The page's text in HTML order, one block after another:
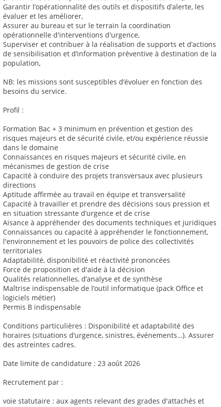
Garantir l’opérationnalité des outils et dispositifs d’alerte, les
évaluer et les améliorer,
Assurer au bureau et sur le terrain la coordination
opérationnelle d'interventions d'urgence,
Superviser et contribuer à la réalisation de supports et d’actions
de sensibilisation et d’information préventive à destination de la
population,
NB: les missions sont susceptibles d’évoluer en fonction des
besoins du service.
Profil :
Formation Bac + 3 minimum en prévention et gestion des
risques majeurs et de sécurité civile, et/ou expérience réussie
dans le domaine
Connaissances en risques majeurs et sécurité civile, en
mécanismes de gestion de crise
Capacité à conduire des projets transversaux avec plusieurs
directions
Aptitude affirmée au travail en équipe et transversalité
Capacité à travailler et prendre des décisions sous pression et
en situation stressante d’urgence et de crise
Aisance à appréhender des documents techniques et juridiques
Connaissances ou capacité à appréhender le fonctionnement,
l'environnement et les pouvoirs de police des collectivités
territoriales
Adaptabilité, disponibilité et réactivité prononcées
Force de proposition et d'aide à la décision
Qualités relationnelles, d’analyse et de synthèse
Maîtrise indispensable de l’outil informatique (pack Office et
logiciels métier)
Permis B indispensable
Conditions particulières : Disponibilité et adaptabilité des
horaires (situations d’urgence, sinistres, événements…). Assurer
des astreintes cadres.
Date limite de candidature : 23 août 2026
Recrutement par :
voie statutaire : aux agents relevant des grades d'attachés et